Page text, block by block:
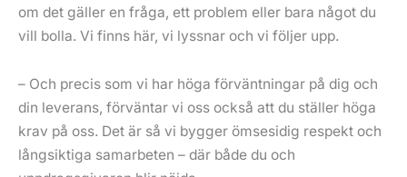
om det gäller en fråga, ett problem eller bara något du
vill bolla. Vi finns här, vi lyssnar och vi följer upp.
– Och precis som vi har höga förväntningar på dig och
din leverans, förväntar vi oss också att du ställer höga
krav på oss. Det är så vi bygger ömsesidig respekt och
långsiktiga samarbeten – där både du och